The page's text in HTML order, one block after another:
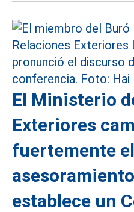
El Ministerio
Exteriores
fuertemente
establece un